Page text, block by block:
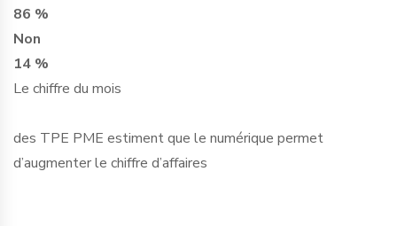
86 %
Non
14 %
Le chiffre du mois
des TPE PME estiment que le numérique permet
d’augmenter le chiffre d’affaires